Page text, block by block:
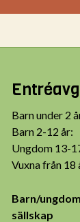
Barn under
Barn 2-12
Ungdom 13-
Vuxna från
Barn/
sällskap